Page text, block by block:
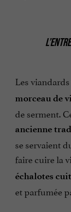
Les
morceau de
de serment.
ancienne
se servaient
faire cuire la
échalotes
et parfumée